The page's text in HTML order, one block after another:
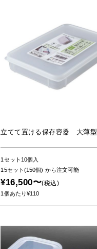
立てて置ける保存容器 大薄型
1セット10個入
15セット(150個) から注文可能
¥16,500〜(税込)
1個あたり¥110